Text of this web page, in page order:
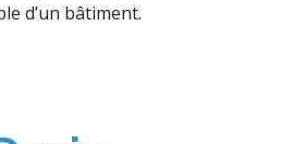
d’un bâtiment.